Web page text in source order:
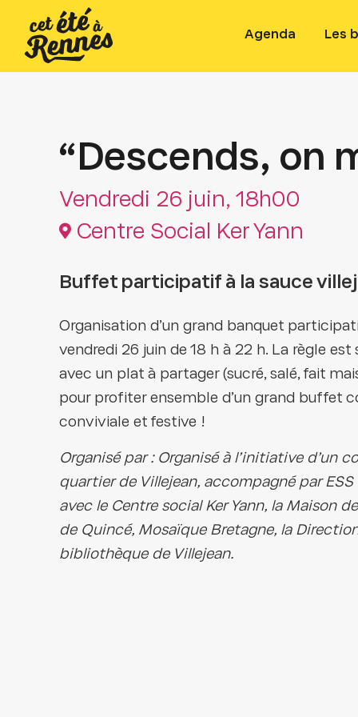
Agenda Les
“Descends, on
Vendredi 26 juin, 18h00
Centre Social Ker Yann
Buffet participatif à la sauce
Organisation d’un grand banquet
vendredi 26 juin de 18 h à 22 h. La règle
avec un plat à partager (sucré, salé, fait
pour profiter ensemble d’un grand buffet
conviviale et festive !
Organisé par : Organisé à l’initiative d’un
quartier de Villejean, accompagné par
avec le Centre social Ker Yann, la Maison
de Quincé, Mosaïque Bretagne, la
bibliothèque de Villejean.